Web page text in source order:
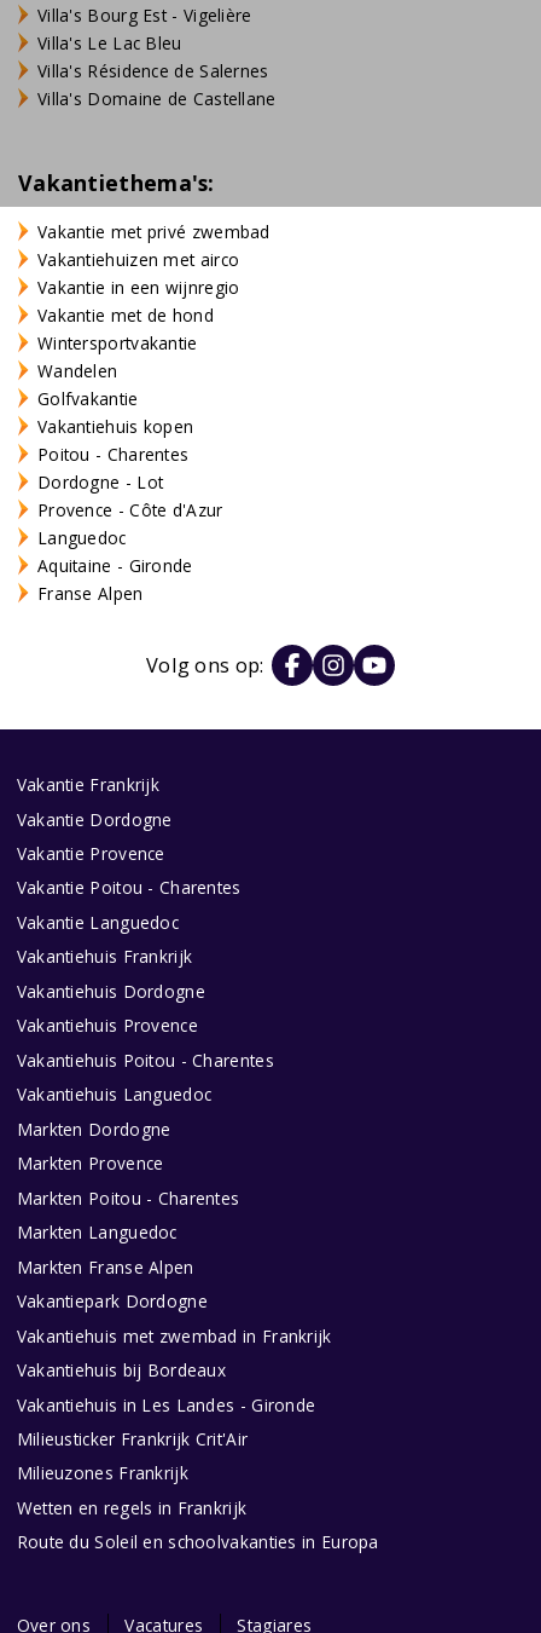
Villa's Bourg Est - Vigelière
Villa's Le Lac Bleu
Villa's Résidence de Salernes
Villa's Domaine de Castellane
Vakantiethema's:
Vakantie met privé zwembad
Vakantiehuizen met airco
Vakantie in een wijnregio
Vakantie met de hond
Wintersportvakantie
Wandelen
Golfvakantie
Vakantiehuis kopen
Poitou - Charentes
Dordogne - Lot
Provence - Côte d'Azur
Languedoc
Aquitaine - Gironde
Franse Alpen
Volg ons op:
Vakantie Frankrijk
Vakantie Dordogne
Vakantie Provence
Vakantie Poitou - Charentes
Vakantie Languedoc
Vakantiehuis Frankrijk
Vakantiehuis Dordogne
Vakantiehuis Provence
Vakantiehuis Poitou - Charentes
Vakantiehuis Languedoc
Markten Dordogne
Markten Provence
Markten Poitou - Charentes
Markten Languedoc
Markten Franse Alpen
Vakantiepark Dordogne
Vakantiehuis met zwembad in Frankrijk
Vakantiehuis bij Bordeaux
Vakantiehuis in Les Landes - Gironde
Milieusticker Frankrijk Crit'Air
Milieuzones Frankrijk
Wetten en regels in Frankrijk
Route du Soleil en schoolvakanties in Europa
Over ons Vacatures Stagiares